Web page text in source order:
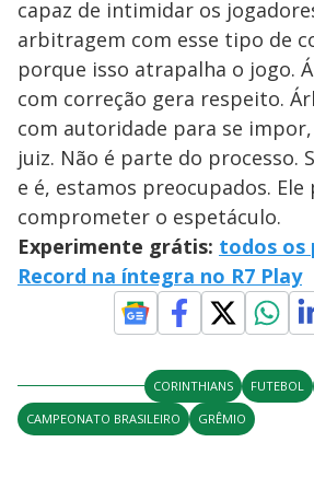
capaz de intimidar os
arbitragem com esse tipo de
porque isso atrapalha o jogo.
com correção gera respeito.
com autoridade para se
juiz. Não é parte do processo.
e é, estamos preocupados. Ele
comprometer o espetáculo.
Experimente grátis: todos os
Record na íntegra no R7 Play
CORINTHIANS FUTEBOL
CAMPEONATO BRASILEIRO
GRÊMIO